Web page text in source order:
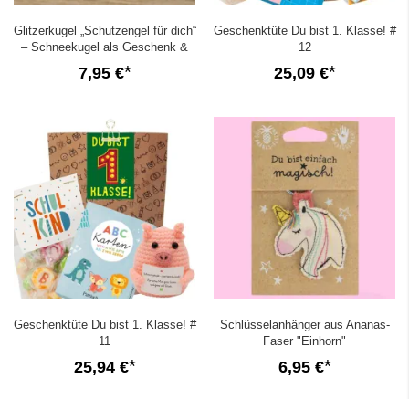
Glitzerkugel „Schutzengel für dich“
– Schneekugel als Geschenk &
Glücksbringer
7,95 €
Geschenktüte Du bist 1. Klasse! #
12
25,09 €
Geschenktüte Du bist 1. Klasse! #
11
25,94 €
Schlüsselanhänger aus Ananas-
Faser "Einhorn"
6,95 €